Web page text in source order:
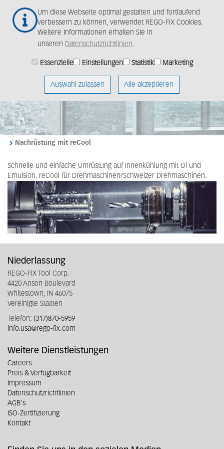
Um diese Webseite optimal gestalten und fortlaufend
verbessern zu können, verwendet REGO-FIX Cookies.
Weitere Informationen erhalten Sie in
unseren Datenschutzrichtlinien.
Essenzielle Einstellungen Statistik Marketing
Auswahl zulassen Alle akzeptieren
Hauptinhalt
springen
Nachrüstung mit reCool
Schnelle und einfache Umrüstung auf Innenkühlung mit Öl und
Emulsion. reCool für Drehmaschinen/Schweizer Drehmaschinen.
Niederlassung
REGO-FIX Tool Corp.
4420 Anson Boulevard
Whitestown, IN 46075
Vereinigte Staaten
Telefon: (317)870-5959
info.usa@rego-fix.com
Weitere Dienstleistungen
Careers
Preis & Verfügbarkeit
Impressum
Datenschutzrichtlinien
AGB's
ISO-Zertifizierung
Kontakt